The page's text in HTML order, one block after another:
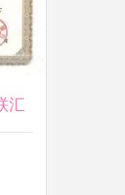
汇